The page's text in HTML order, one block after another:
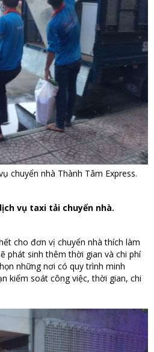
chuyển nhà Thành Tâm Express.
vụ taxi tải chuyển nhà.
cho đơn vị chuyển nhà thích làm
phát sinh thêm thời gian và chi phí
những nơi có quy trình minh
kiểm soát công việc, thời gian, chi